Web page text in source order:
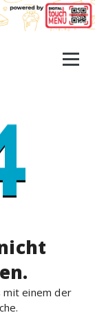
mit einem der